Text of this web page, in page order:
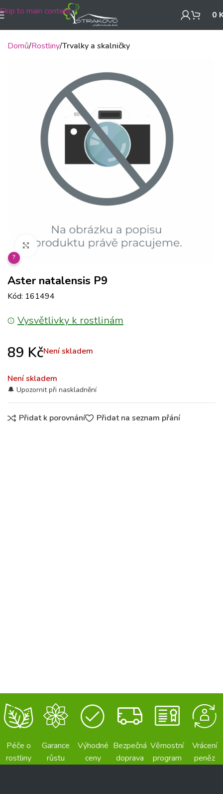
Skip to main content 0
Domů Rostliny Trvalky a skalničky
Klikněte pro zvětšení
?
Aster natalensis P9
Kód: 161494
Vysvětlivky k rostlinám
89 KčNení skladem
Není skladem
Přidat k porovnání Přidat na seznam přání
Péče o
rostliny
Garance
růstu
Výhodné
ceny
Bezpečná
doprava
Věrnostní
program
Vrácení
peněz